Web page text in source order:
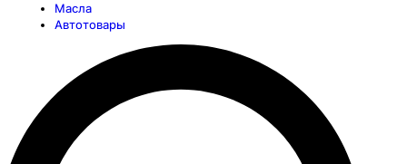
Масла
Автотовары